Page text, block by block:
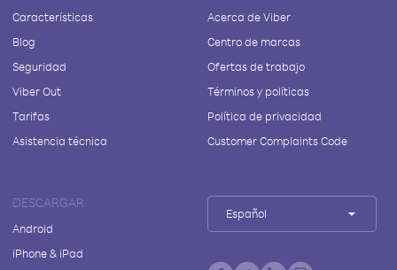
Características
Blog
Seguridad
Viber Out
Tarifas
Asistencia técnica
Acerca de Viber
Centro de marcas
Ofertas de trabajo
Términos y políticas
Política de privacidad
Customer Complaints Code
DESCARGAR
Android
iPhone & iPad
Español